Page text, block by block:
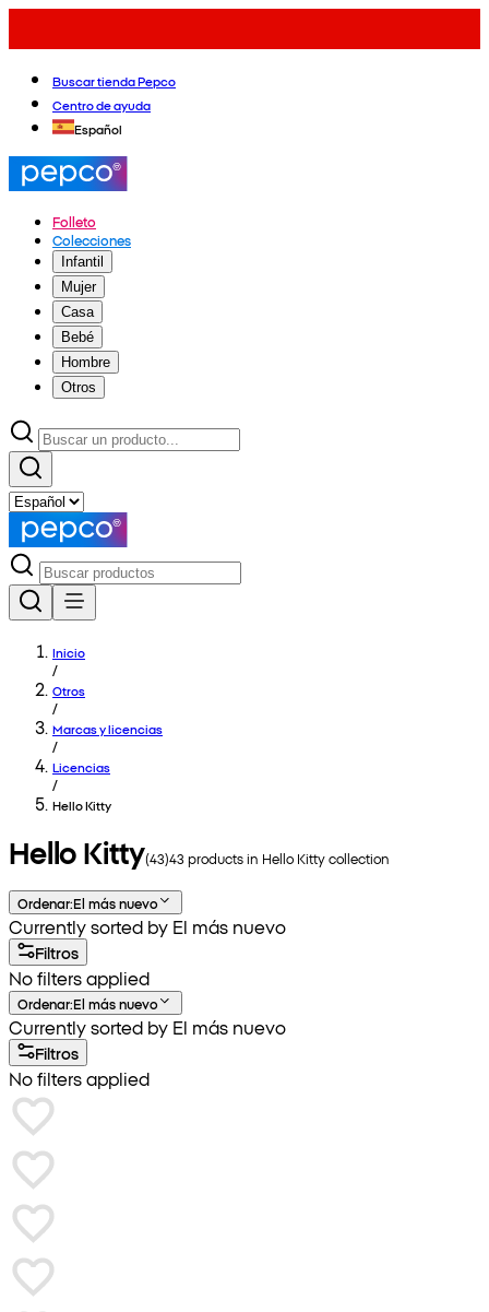
Buscar tienda Pepco
Centro de ayuda
Español
Folleto
Colecciones
Infantil
Mujer
Casa
Bebé
Hombre
Otros
Inicio
/
Otros
/
Marcas y licencias
/
Licencias
/
Hello Kitty
Hello Kitty(43)43 products in Hello Kittycollection
Ordenar:El más nuevo
Currently sorted by El más nuevo
Filtros
No filters applied
Ordenar:El más nuevo
Currently sorted by El más nuevo
Filtros
No filters applied